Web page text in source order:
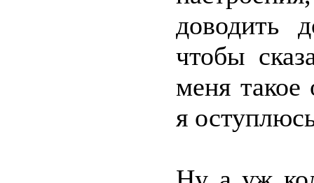
доводить
чтобы
меня
я